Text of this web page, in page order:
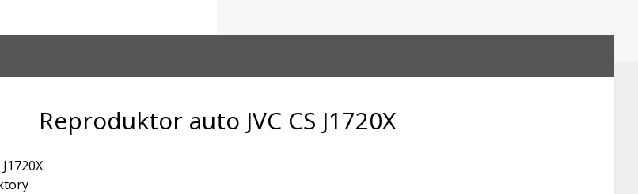
Reproduktor auto JVC CS J1720X